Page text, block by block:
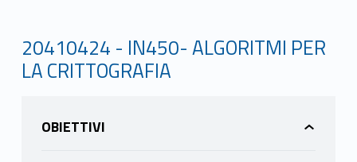
20410424 - IN450- ALGORITMI PER
LA CRITTOGRAFIA
OBIETTIVI